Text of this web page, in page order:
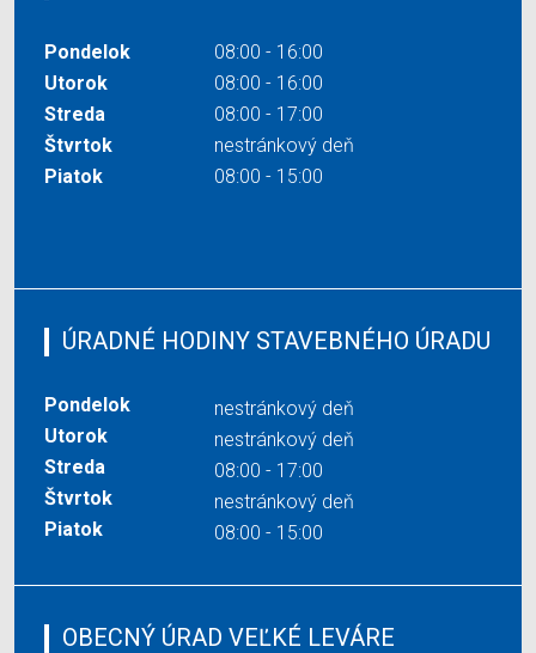
Pondelok
08:00 - 16:00
Utorok
08:00 - 16:00
Streda
08:00 - 17:00
Štvrtok
nestránkový deň
Piatok
08:00 - 15:00
ÚRADNÉ HODINY STAVEBNÉHO ÚRADU
Pondelok
nestránkový deň
Utorok
nestránkový deň
Streda
08:00 - 17:00
Štvrtok
nestránkový deň
Piatok
08:00 - 15:00
OBECNÝ ÚRAD VEĽKÉ LEVÁRE